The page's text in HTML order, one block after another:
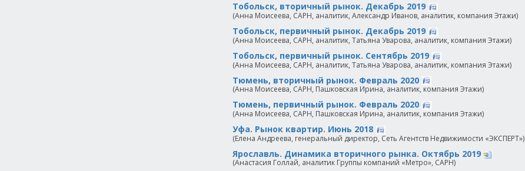
Тобольск, вторичный рынок. Декабрь 2019
(Анна Моисеева, САРН, аналитик, Александр Иванов, аналитик, компания Этажи)
Тобольск, первичный рынок. Декабрь 2019
(Анна Моисеева, САРН, аналитик, Татьяна Уварова, аналитик, компания Этажи)
Тобольск, первичный рынок. Сентябрь 2019
(Анна Моисеева, САРН, аналитик, Татьяна Уварова, аналитик, компания Этажи)
Тюмень, вторичный рынок. Февраль 2020
(Анна Моисеева, САРН, Пашковская Ирина, аналитик, компания Этажи)
Тюмень, первичный рынок. Февраль 2020
(Анна Моисеева, САРН, Пашковская Ирина, аналитик, компания Этажи)
Уфа. Рынок квартир. Июнь 2018
(Елена Андреева, генеральный директор, Сеть Агентств Недвижимости «ЭКСПЕРТ»)
Ярославль. Динамика вторичного рынка. Октябрь 2019
(Анастасия Голлай, аналитик Группы компаний «Метро», САРН)